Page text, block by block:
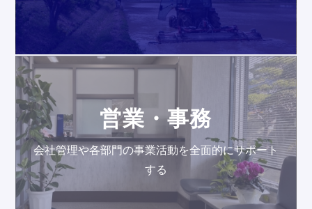
営業・事務
会社管理や各部門の事業活動を全面的にサポート
する